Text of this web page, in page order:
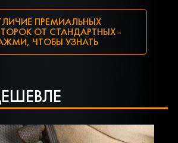
ПРЕМИАЛЬНЫХ
ОТ СТАНДАРТНЫХ -
ЧТОБЫ УЗНАТЬ